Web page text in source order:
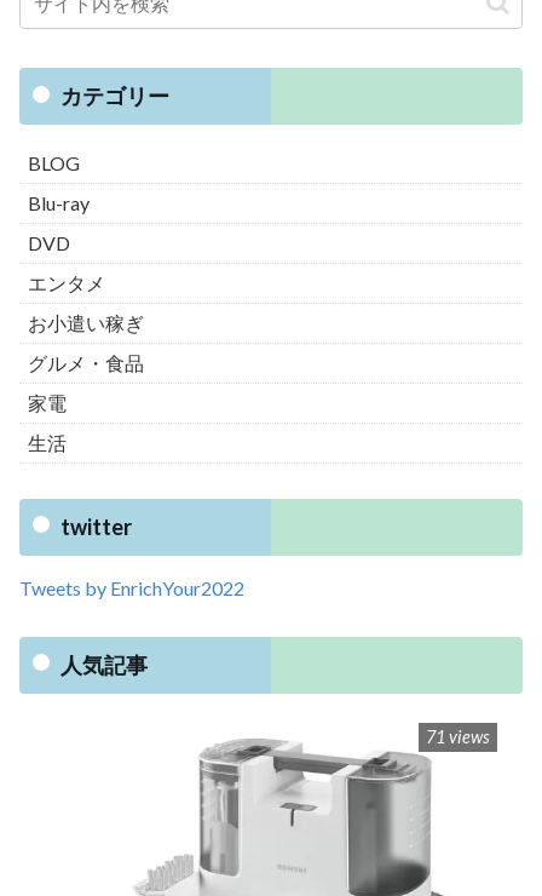
カテゴリー
BLOG
Blu-ray
DVD
エンタメ
お小遣い稼ぎ
グルメ・食品
家電
生活
twitter
Tweets by EnrichYour2022
人気記事
71 views